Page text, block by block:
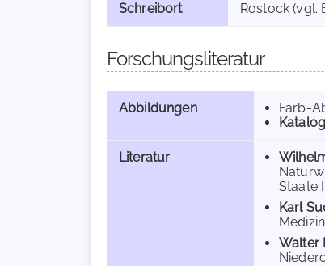
Schreibort Rostock (vgl.
Forschungsliteratur
Abbildungen Farb-
Literatur
Staate
Karl
Walter